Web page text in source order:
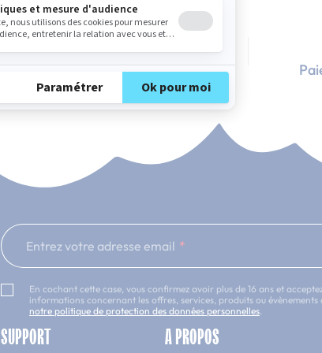
101 nuits d'essai*
Entrez votre adresse email
En cochant cette case, vous confirmez avoir plus de 16 ans et
informations concernant les offres, services, produits ou
notre politique de protection des données personnelles
SUPPORT A PROPOS